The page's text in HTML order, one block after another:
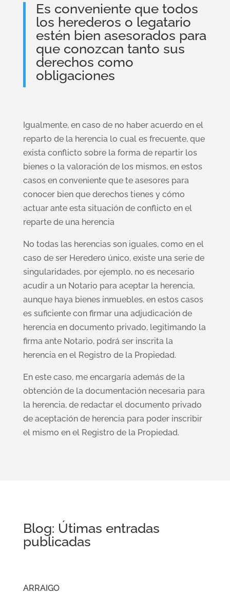
Es conveniente que todos
los herederos o legatario
estén bien asesorados para
que conozcan tanto sus
derechos como
obligaciones
Igualmente, en caso de no haber acuerdo en el
reparto de la herencia lo cual es frecuente, que
exista conflicto sobre la forma de repartir los
bienes o la valoración de los mismos, en estos
casos en conveniente que te asesores para
conocer bien que derechos tienes y cómo
actuar ante esta situación de conflicto en el
reparte de una herencia
No todas las herencias son iguales, como en el
caso de ser Heredero único, existe una serie de
singularidades, por ejemplo, no es necesario
acudir a un Notario para aceptar la herencia,
aunque haya bienes inmuebles, en estos casos
es suficiente con firmar una adjudicación de
herencia en documento privado, legitimando la
firma ante Notario, podrá ser inscrita la
herencia en el Registro de la Propiedad.
En este caso, me encargaría además de la
obtención de la documentación necesaria para
la herencia, de redactar el documento privado
de aceptación de herencia para poder inscribir
el mismo en el Registro de la Propiedad.
Blog: Útimas entradas
publicadas
ARRAIGO